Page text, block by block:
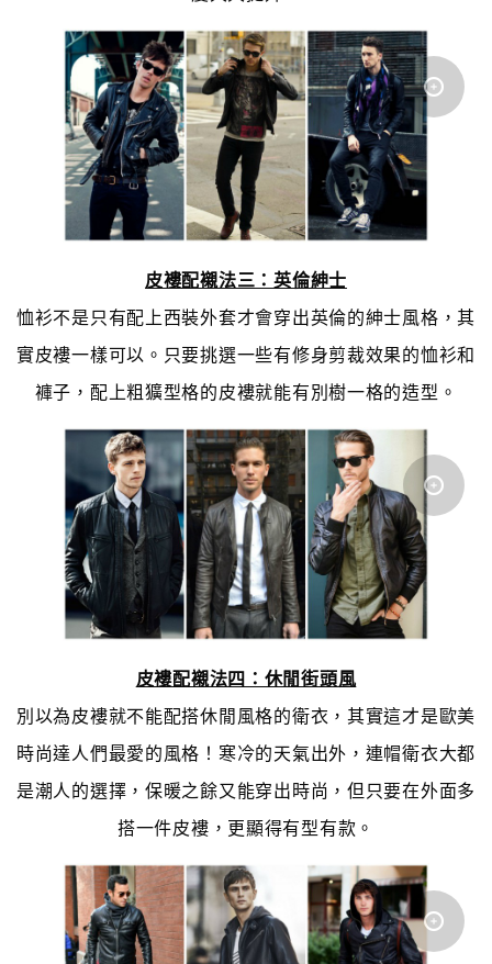
皮褸配襯法三：英倫紳士
恤衫不是只有配上西裝外套才會穿出英倫的紳士風格，其
實皮褸一樣可以。只要挑選一些有修身剪裁效果的恤衫和
褲子，配上粗獷型格的皮褸就能有別樹一格的造型。
皮褸配襯法四：休閒街頭風
別以為皮褸就不能配搭休閒風格的衛衣，其實這才是歐美
時尚達人們最愛的風格！寒冷的天氣出外，連帽衛衣大都
是潮人的選擇，保暖之餘又能穿出時尚，但只要在外面多
搭一件皮褸，更顯得有型有款。